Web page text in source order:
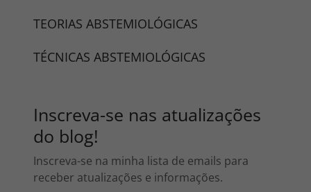
TEORIAS ABSTEMIOLÓGICAS
TÉCNICAS ABSTEMIOLÓGICAS
Inscreva-se nas atualizações
do blog!
Inscreva-se na minha lista de emails para
receber atualizações e informações.